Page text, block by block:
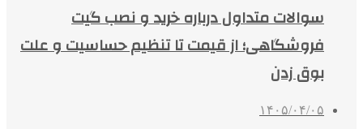
سوالات متداول درباره خرید و نصب گیت
فروشگاهی؛ از قیمت تا تنظیم حساسیت و علت
بوق زدن
۱۴۰۵/۰۴/۰۵